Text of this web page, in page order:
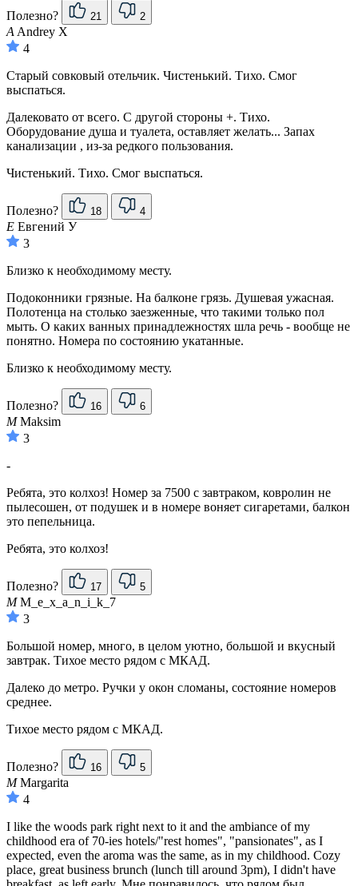
Полезно? 21 2
A Andrey Х
4
Старый совковый отельчик. Чистенький. Тихо. Смог
выспаться.
Далековато от всего. С другой стороны +. Тихо.
Оборудование душа и туалета, оставляет желать... Запах
канализации , из-за редкого пользования.
Чистенький. Тихо. Смог выспаться.
Полезно? 18 4
Е Евгений У
3
Близко к необходимому месту.
Подоконники грязные. На балконе грязь. Душевая ужасная.
Полотенца на столько заезженные, что такими только пол
мыть. О каких ванных принадлежностях шла речь - вообще не
понятно. Номера по состоянию укатанные.
Близко к необходимому месту.
Полезно? 16 6
MMaksim
3
-
Ребята, это колхоз! Номер за 7500 с завтраком, ковролин не
пылесошен, от подушек и в номере воняет сигаретами, балкон
это пепельница.
Ребята, это колхоз!
Полезно? 17 5
MM_e_x_a_n_i_k_7
3
Большой номер, много, в целом уютно, большой и вкусный
завтрак. Тихое место рядом с МКАД.
Далеко до метро. Ручки у окон сломаны, состояние номеров
среднее.
Тихое место рядом с МКАД.
Полезно? 16 5
MMargarita
4
I like the woods park right next to it and the ambiance of my
childhood era of 70-ies hotels/"rest homes", "pansionates", as I
expected, even the aroma was the same, as in my childhood. Cozy
place, great business brunch (lunch till around 3pm), I didn't have